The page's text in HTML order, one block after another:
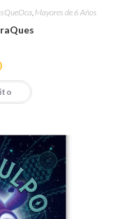
, Mayores de 6 Años